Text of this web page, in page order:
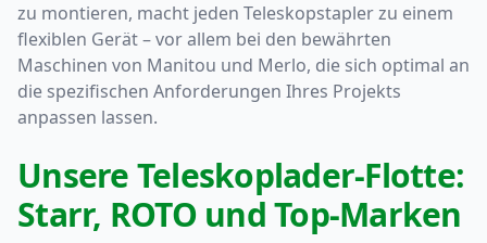
zu montieren, macht jeden Teleskopstapler zu einem
flexiblen Gerät – vor allem bei den bewährten
Maschinen von Manitou und Merlo, die sich optimal an
die spezifischen Anforderungen Ihres Projekts
anpassen lassen.
Unsere Teleskoplader-Flotte:
Starr, ROTO und Top-Marken